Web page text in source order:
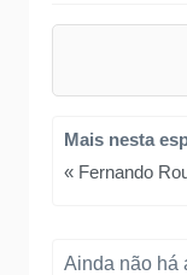
Mais nesta
« Fernando
Ainda não há